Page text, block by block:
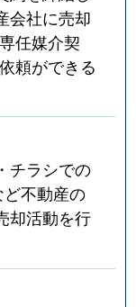
会社に売却
任媒介契
頼ができる
チラシでの
不動産の
却活動を行